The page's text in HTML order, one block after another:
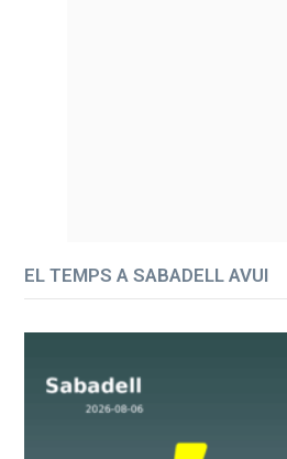
EL TEMPS A SABADELL AVUI